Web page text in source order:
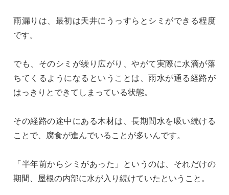
雨漏りは、最初は天井にうっすらとシミができる程度
です。
でも、そのシミが繰り広がり、やがて実際に水滴が落
ちてくるようになるということは、雨水が通る経路が
はっきりとできてしまっている状態。
その経路の途中にある木材は、長期間水を吸い続ける
ことで、腐食が進んでいることが多いんです。
「半年前からシミがあった」というのは、それだけの
期間、屋根の内部に水が入り続けていたということ。